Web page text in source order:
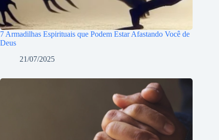
7 Armadilhas Espirituais que Podem Estar Afastando Você de
Deus
21/07/2025